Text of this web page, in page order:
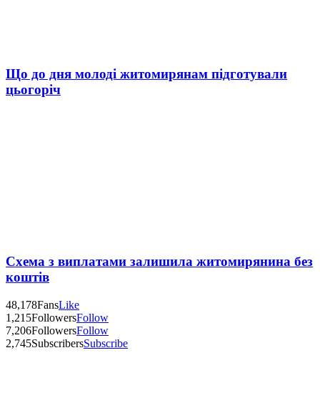
Що до дня молоді житомирянам підготували
цьогоріч
Схема з виплатами залишила житомирянина без
коштів
48,178FansLike
1,215FollowersFollow
7,206FollowersFollow
2,745SubscribersSubscribe